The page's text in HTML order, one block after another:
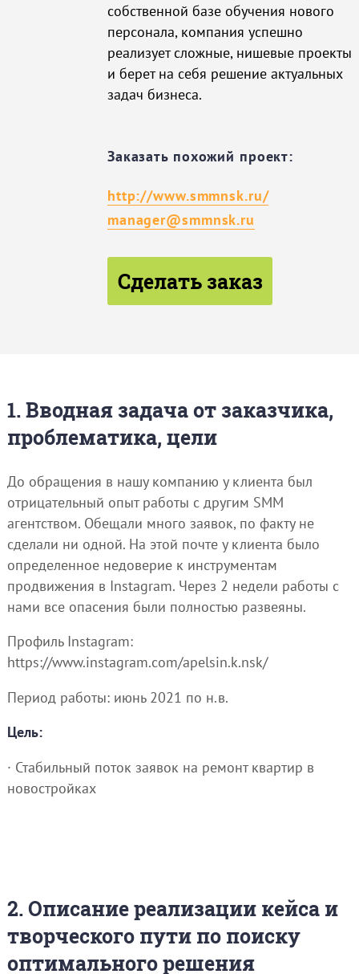
собственной базе обучения нового
персонала, компания успешно
реализует сложные, нишевые проекты
и берет на себя решение актуальных
задач бизнеса.
Заказать похожий проект:
http://www.smmnsk.ru/
manager@smmnsk.ru
Сделать заказ
1. Вводная задача от заказчика,
проблематика, цели
До обращения в нашу компанию у клиента был
отрицательный опыт работы с другим SMM
агентством. Обещали много заявок, по факту не
сделали ни одной. На этой почте у клиента было
определенное недоверие к инструментам
продвижения в Instagram. Через 2 недели работы с
нами все опасения были полностью развеяны.
Профиль Instagram:
https://www.instagram.com/apelsin.k.nsk/
Период работы: июнь 2021 по н.в.
Цель:
· Стабильный поток заявок на ремонт квартир в
новостройках
2. Описание реализации кейса и
творческого пути по поиску
оптимального решения